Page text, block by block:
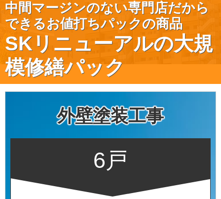
中間マージンのない専門店だから
できるお値打ちパックの商品
SKリニューアルの大規
模修繕パック
外壁塗装工事
6戸